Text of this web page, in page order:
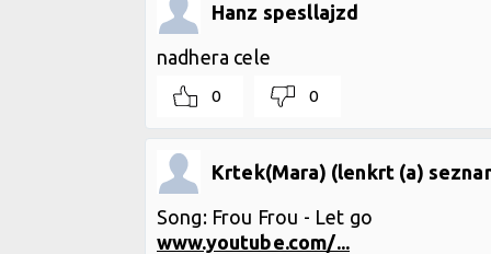
Hanz spesllajzd
nadhera cele
0 0
Krtek(Mara) (lenkrt (a)
Song: Frou Frou - Let go
www.youtube.com/...